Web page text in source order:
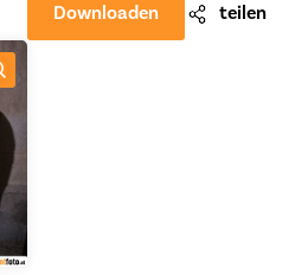
Downloaden teilen